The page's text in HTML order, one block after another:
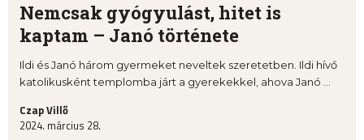
Nemcsak gyógyulást, hitet is
kaptam – Janó története
Ildi és Janó három gyermeket neveltek szeretetben. Ildi hívő
katolikusként templomba járt a gyerekekkel, ahova Janó ...
Czap Villő
2024. március 28.